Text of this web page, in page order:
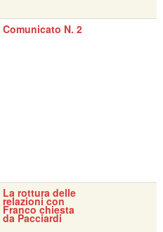
Comunicato N. 2
La rottura delle
relazioni con
Franco chiesta
da Pacciardi